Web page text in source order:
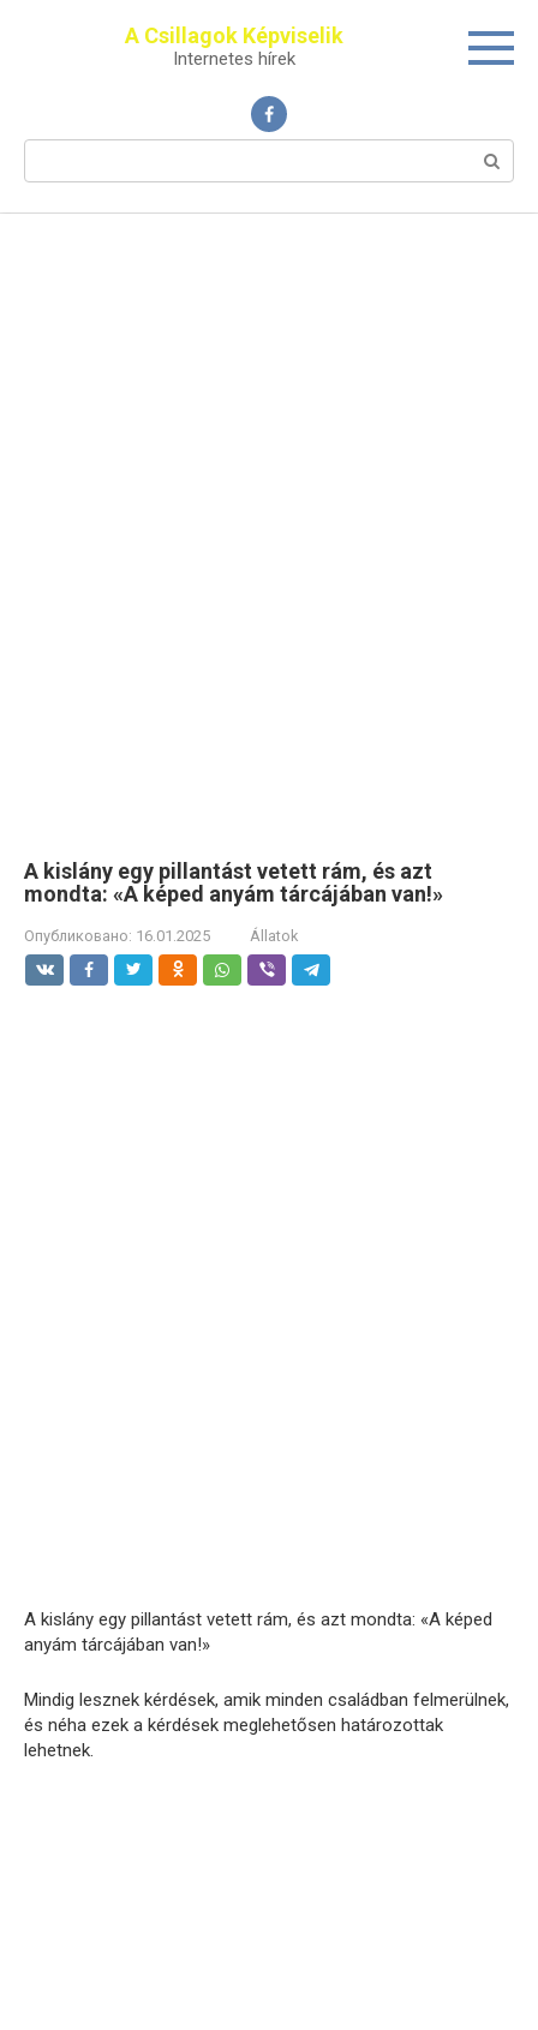
A Csillagok Képviselik
Internetes hírek
Поиск:
A kislány egy pillantást vetett rám, és azt
mondta: «A képed anyám tárcájában van!»
Опубликовано: 16.01.2025 Állatok
A kislány egy pillantást vetett rám, és azt mondta: «A képed
anyám tárcájában van!»
Mindig lesznek kérdések, amik minden családban felmerülnek,
és néha ezek a kérdések meglehetősen határozottak
lehetnek.